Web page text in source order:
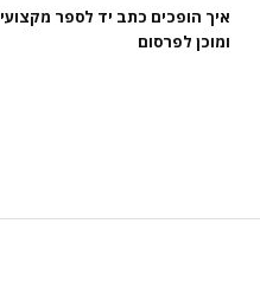
איך הופכים כתב יד לספר מקצועי
ומוכן לפרסום